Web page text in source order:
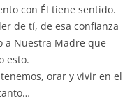
con Él tiene sentido.
de tí, de esa confianza
a Nuestra Madre que
esto.
orar y vivir en el